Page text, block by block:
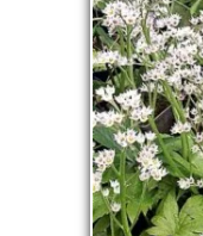
Boutique▼
Événements▼
Contact